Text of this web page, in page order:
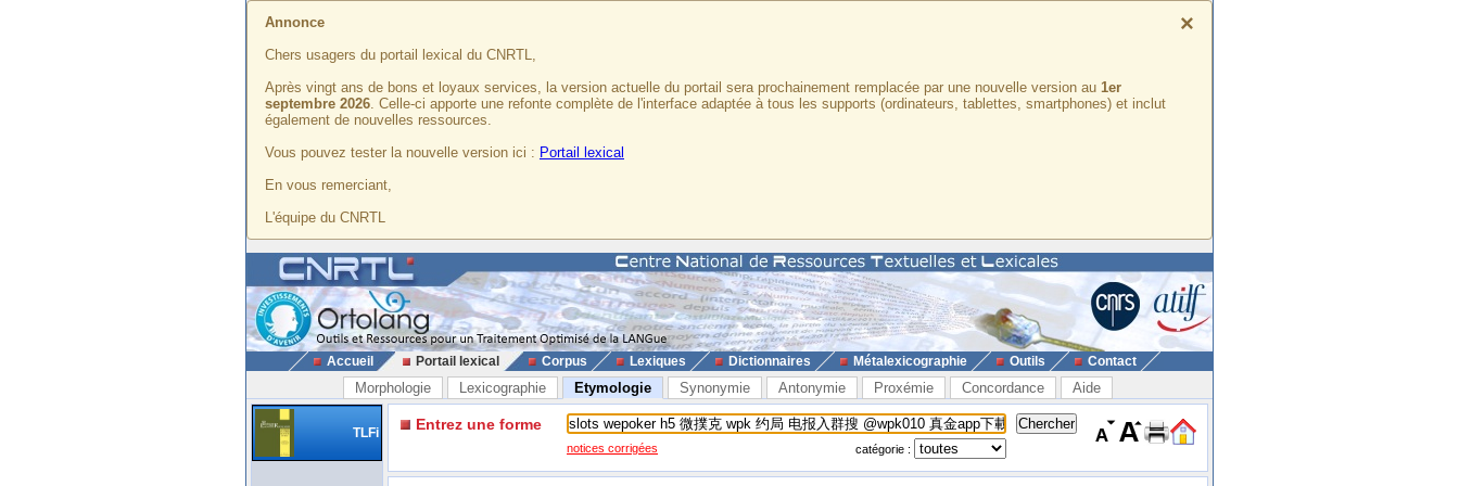
×
Annonce
Chers usagers du portail lexical du CNRTL,
Après vingt ans de bons et loyaux services, la version actuelle du portail sera prochainement remplacée par une nouvelle version au 1er
septembre 2026. Celle-ci apporte une refonte complète de l'interface adaptée à tous les supports (ordinateurs, tablettes, smartphones) et inclut
également de nouvelles ressources.
Vous pouvez tester la nouvelle version ici : Portail lexical
En vous remerciant,
L'équipe du CNRTL
Accueil Portail lexical Corpus Lexiques Dictionnaires Métalexicographie Outils Contact
Morphologie Lexicographie Etymologie Synonymie Antonymie Proxémie Concordance Aide
TLFi Entrez une forme
notices corrigées catégorie :